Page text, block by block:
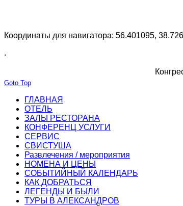
Координаты для навигатора: 56.401095,
.
Goto Top
ГЛАВНАЯ
ОТЕЛЬ
ЗАЛЫ РЕСТОРАНА
КОНФЕРЕНЦ УСЛУГИ
СЕРВИС
СВИСТУША
Развлечения / мероприятия
НОМЕНА И ЦЕНЫ
СОБЫТИЙНЫЙ КАЛЕНДАРЬ
КАК ДОБРАТЬСЯ
ЛЕГЕНДЫ И БЫЛИ
ТУРЫ В АЛЕКСАНДРОВ